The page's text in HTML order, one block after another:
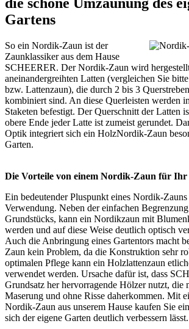
die schöne Umzäunung des
Gartens
So ein Nordik-Zaun ist der
Zaunklassiker aus dem Hause
SCHEERER. Der Nordik-Zaun wird
aneinandergreihten Latten (vergleichen Sie
bzw. Lattenzaun), die durch 2 bis 3
kombiniert sind. An diese Querleisten werden
Staketen befestigt. Der Querschnitt der Latten
obere Ende jeder Latte ist zumeist gerundet.
Optik integriert sich ein HolzNordik-Zaun
Garten.
Die Vorteile von einem Nordik-Zaun für Ihr
Ein bedeutender Pluspunkt eines Nordik-
Verwendung. Neben der einfachen Begrenzung
Grundstücks, kann ein Nordikzaun mit
werden und auf diese Weise deutlich optisch
Auch die Anbringung eines Gartentors macht
Zaun kein Problem, da die Konstruktion sehr
optimalen Pflege kann ein Holzlattenzaun
verwendet werden. Ursache dafür ist, dass
Grundsatz her hervorragende Hölzer nutzt, die
Maserung und ohne Risse daherkommen. Mit
Nordik-Zaun aus unserem Hause kaufen Sie
sich der eigene Garten deutlich verbessern lässt.